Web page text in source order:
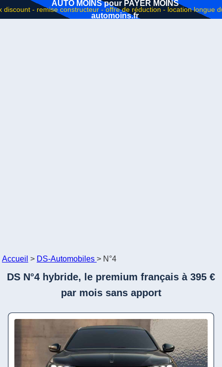
AUTO MOINS pour PAYER MOINS
automoins.fr
Accueil > DS-Automobiles > N°4
DS N°4 hybride, le premium français à 395 €
par mois sans apport